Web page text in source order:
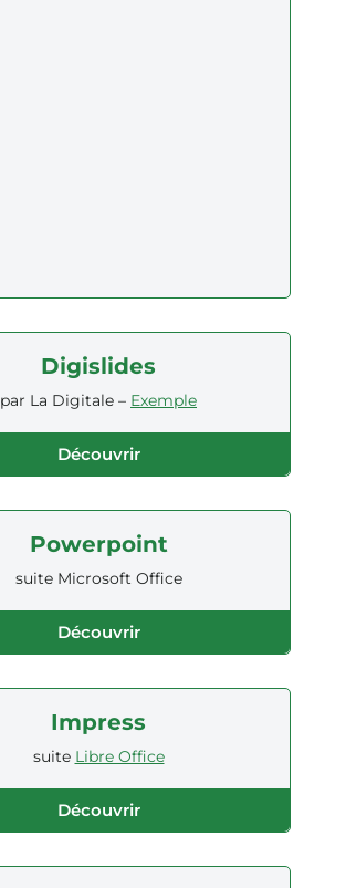
Digislides
par La Digitale – Exemple
Découvrir
Powerpoint
suite Microsoft Office
Découvrir
Impress
suite Libre Office
Découvrir